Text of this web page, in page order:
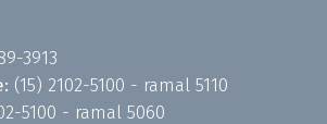
3913
(15) 2102-5100 - ramal 5110
5100 - ramal 5060